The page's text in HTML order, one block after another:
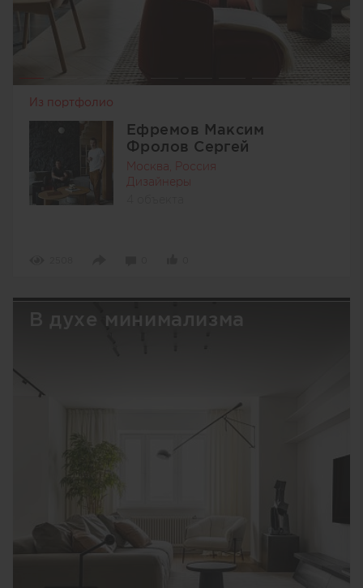
Из портфолио
Ефремов Максим
Фролов Сергей
Москва, Россия
Дизайнеры
В духе минимализма